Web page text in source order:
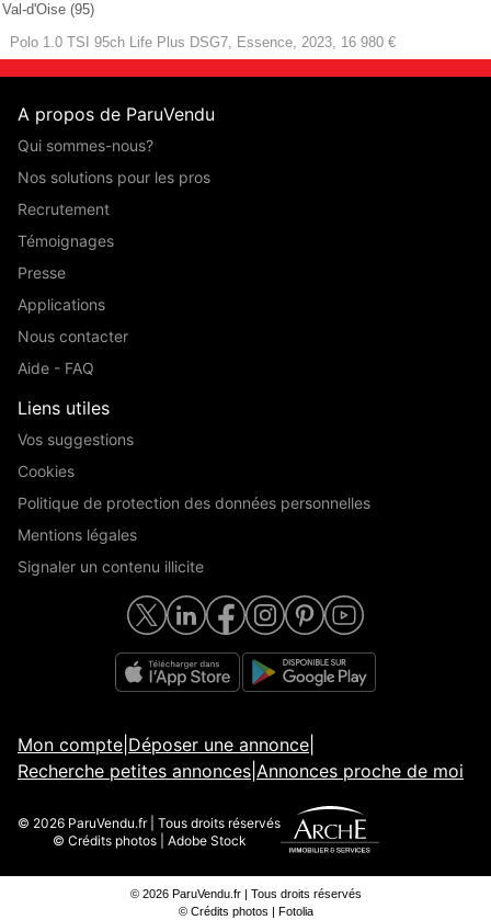
Val-d'Oise (95)
Polo 1.0 TSI 95ch Life Plus DSG7, Essence, 2023, 16 980 €
A propos de ParuVendu
Qui sommes-nous?
Nos solutions pour les pros
Recrutement
Témoignages
Presse
Applications
Nous contacter
Aide - FAQ
Liens utiles
Vos suggestions
Cookies
Politique de protection des données personnelles
Mentions légales
Signaler un contenu illicite
Mon compte Déposer une annonce
Recherche petites annonces Annonces proche de moi
© 2026 ParuVendu.fr | Tous droits réservés
© Crédits photos | Adobe Stock
© 2026 ParuVendu.fr | Tous droits réservés
© Crédits photos | Fotolia